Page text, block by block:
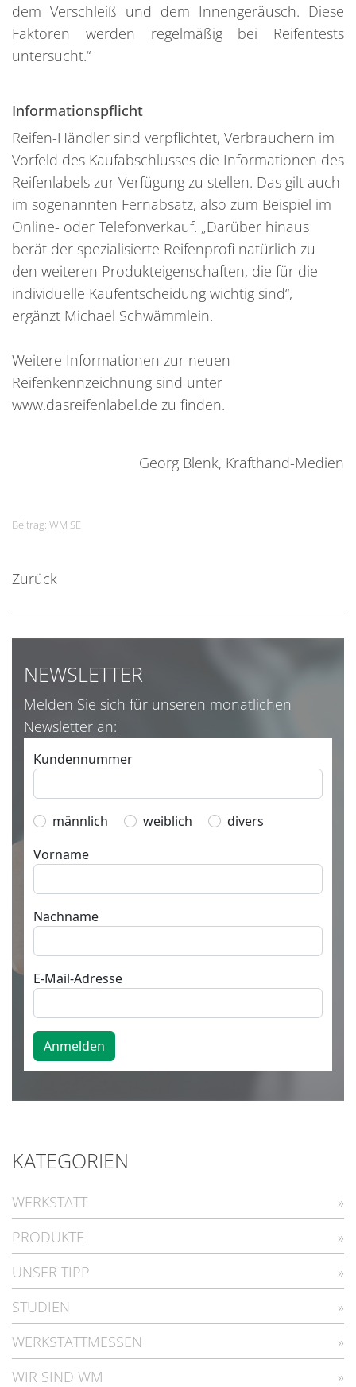
dem Verschleiß und dem Innengeräusch. Diese
Faktoren werden regelmäßig bei Reifentests
untersucht.“
Informationspflicht
Reifen-Händler sind verpflichtet, Verbrauchern im
Vorfeld des Kaufabschlusses die Informationen des
Reifenlabels zur Verfügung zu stellen. Das gilt auch
im sogenannten Fernabsatz, also zum Beispiel im
Online- oder Telefonverkauf. „Darüber hinaus
berät der spezialisierte Reifenprofi natürlich zu
den weiteren Produkteigenschaften, die für die
individuelle Kaufentscheidung wichtig sind“,
ergänzt Michael Schwämmlein.
Weitere Informationen zur neuen
Reifenkennzeichnung sind unter
www.dasreifenlabel.de zu finden.
Georg Blenk, Krafthand-Medien
Beitrag: WM SE
Zurück
NEWSLETTER
Melden Sie sich für unseren monatlichen
Newsletter an:
KATEGORIEN
WERKSTATT
PRODUKTE
UNSER TIPP
STUDIEN
WERKSTATTMESSEN
WIR SIND WM